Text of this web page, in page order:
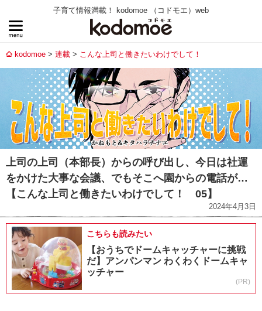
子育て情報満載！ kodomoe （コドモエ）web
kodomoe 連載 こんな上司と働きたいわけでして！
上司の上司（本部長）からの呼び出し、今日は社運
をかけた大事な会議、でもそこへ園からの電話が…
【こんな上司と働きたいわけでして！ 05】
2024年4月3日
こちらも読みたい
【おうちでドームキャッチャーに挑戦
だ】アンパンマン わくわくドームキャ
ッチャー
(PR)